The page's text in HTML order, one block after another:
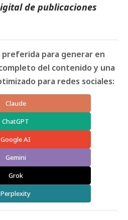
de publicaciones
preferida para generar en
del contenido y una
para redes sociales:
Claude
ChatGPT
Google AI
Gemini
Grok
Perplexity